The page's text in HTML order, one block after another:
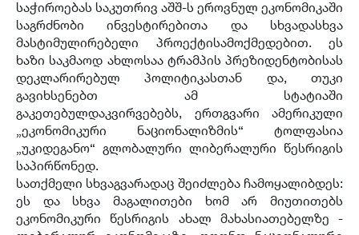
საჭიროებას საკუთრივ აშშ-ს ეროვნულ ეკონომიკაში
საგრძნობი ინვესტირებითა და სხვადასხვა
მასტიმულირებელი პროექტისამოქმედებით. ეს
ხაზი საკმაოდ ახლოსაა ტრამპის პრეზიდენტობისას
დეკლარირებულ პოლიტიკასთან და, თუკი
გავიხსენებთ ამ სტატიაში
გაკეთებულდაკვირვებებს, ერთგვარი ამერიკული
„ეკონომიკური ნაციონალიზმის“ ტოლფასია
„უკიდეგანო“ გლობალური ლიბერალური წესრიგის
საპირწონედ.
სათქმელი სხვაგვარადაც შეიძლება ჩამოყალიბდეს:
ეს და სხვა მაგალითები ხომ არ მიუთითებს
ეკონომიკური წესრიგის ახალ მახასიათებელზე -